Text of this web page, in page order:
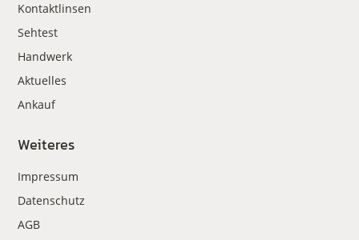
Kontaktlinsen
Sehtest
Handwerk
Aktuelles
Ankauf
Weiteres
Impressum
Datenschutz
AGB